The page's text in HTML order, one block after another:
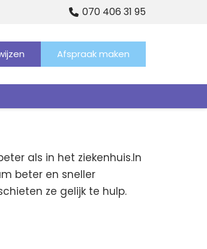
070 406 31 95
Afspraak maken
als in het ziekenhuis.In
beter en sneller
ze gelijk te hulp.